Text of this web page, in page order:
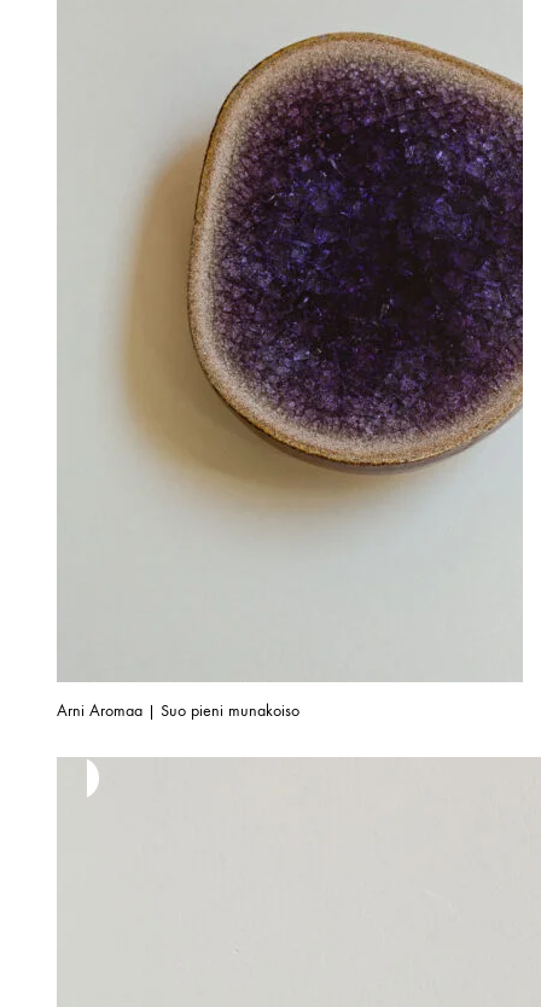
Arni Aromaa | Suo pieni munakoiso